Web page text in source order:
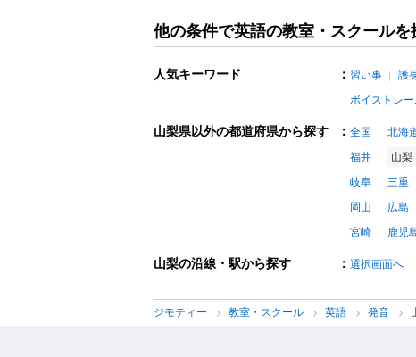
他の条件で英語の教室・スクールを
人気キーワード ： 習い事 護
ボイストレ
山梨県以外の都道府県から探す ： 全国 北海
福井
山梨
岐阜
三重
岡山
広島
宮崎
鹿児
山梨の沿線・駅から探す ： 選択画面へ
ジモティー 教室・スクール 英語 発音